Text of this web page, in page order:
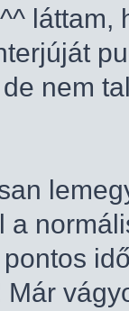
láttam,
nem
a
Már